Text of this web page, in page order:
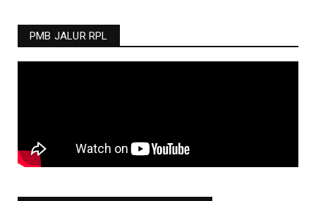
PMB JALUR RPL